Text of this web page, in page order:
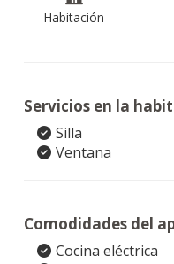
Habitación
Servicios en la
Silla
Ventana
Comodidades del
Cocina eléctrica